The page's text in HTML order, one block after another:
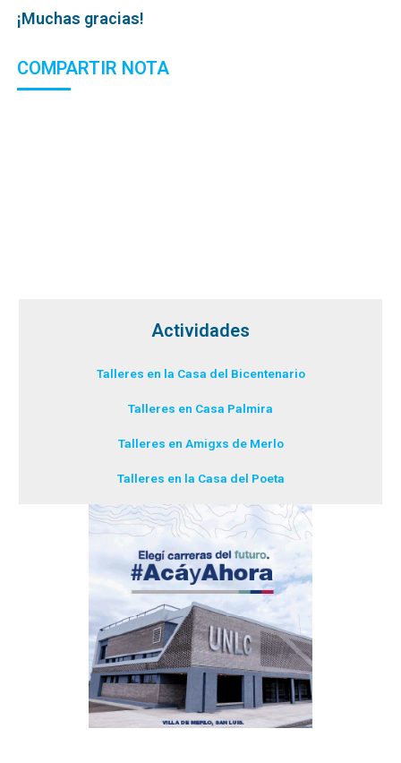
¡Muchas gracias!
COMPARTIR NOTA
Actividades
Talleres en la Casa del Bicentenario
Talleres en Casa Palmira
Talleres en Amigxs de Merlo
Talleres en la Casa del Poeta